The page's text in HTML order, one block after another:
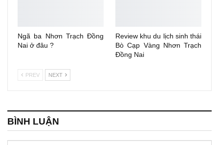
Ngã ba Nhơn Trạch Đồng
Nai ở đâu ?
Review khu du lịch sinh thái
Bò Cạp Vàng Nhơn Trạch
Đồng Nai
PREV NEXT
BÌNH LUẬN